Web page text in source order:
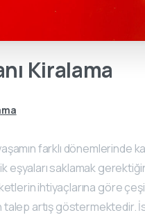
Kiralama
farklı dönemlerinde
eşyaları saklamak
ihtiyaçlarına göre
artış göstermektedir.